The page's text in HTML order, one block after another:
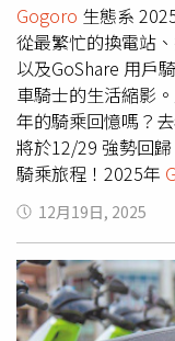
Gogoro 生態系
從最繁忙的換電站
以及GoShare 用戶
車騎士的生活縮影。
年的騎乘回憶嗎？
將於12/29 強勢回
騎乘旅程！2025年
全台最繁忙換電站
2025 全台最繁忙換
通熱區，其中榮登
公大樓聚集地的台
電服務，換電人次
補電。第二、第三
12月19日, 2025